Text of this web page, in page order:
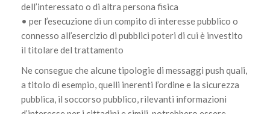
dell’interessato o di altra persona fisica
• per l’esecuzione di un compito di interesse pubblico o
connesso all’esercizio di pubblici poteri di cui è investito
il titolare del trattamento
Ne consegue che alcune tipologie di messaggi push quali,
a titolo di esempio, quelli inerenti l’ordine e la sicurezza
pubblica, il soccorso pubblico, rilevanti informazioni